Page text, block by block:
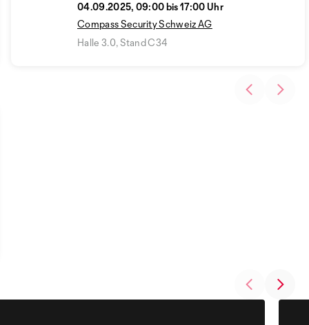
04.09.2025, 09:00 bis 17:00 Uhr
Compass Security Schweiz AG
Halle 3.0, Stand C34